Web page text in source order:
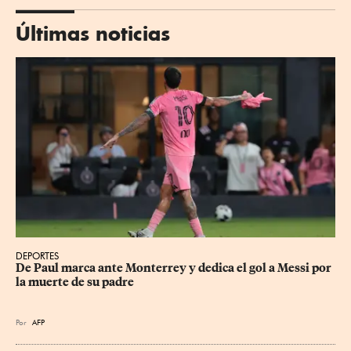
Últimas noticias
DEPORTES
De Paul marca ante Monterrey y dedica el gol a Messi por
la muerte de su padre
Por AFP